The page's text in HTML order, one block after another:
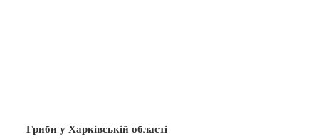
Гриби у Харківській області